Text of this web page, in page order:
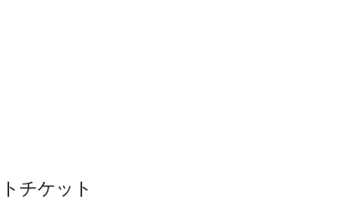
チケット